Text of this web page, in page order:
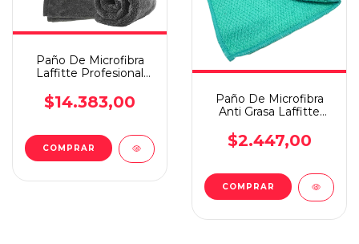
Paño De Microfibra
Laffitte Profesional
$14.383,00
Paño De Microfibra
Anti Grasa Laffitte
$2.447,00